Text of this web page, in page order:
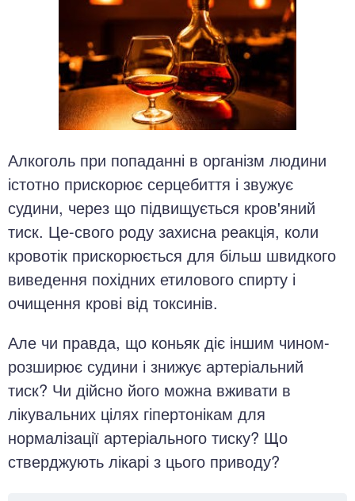
Алкоголь при попаданні в організм людини
істотно прискорює серцебиття і звужує
судини, через що підвищується кров'яний
тиск. Це-свого роду захисна реакція, коли
кровотік прискорюється для більш швидкого
виведення похідних етилового спирту і
очищення крові від токсинів.
Але чи правда, що коньяк діє іншим чином-
розширює судини і знижує артеріальний
тиск? Чи дійсно його можна вживати в
лікувальних цілях гіпертонікам для
нормалізації артеріального тиску? Що
стверджують лікарі з цього приводу?